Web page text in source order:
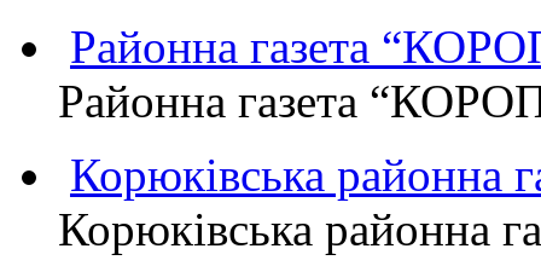
Районна газета
Районна газета
Корюківська районна
Корюківська районна